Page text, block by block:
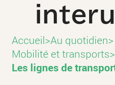
Accueil>Au quotidien>
Mobilité et transports>
Les lignes de